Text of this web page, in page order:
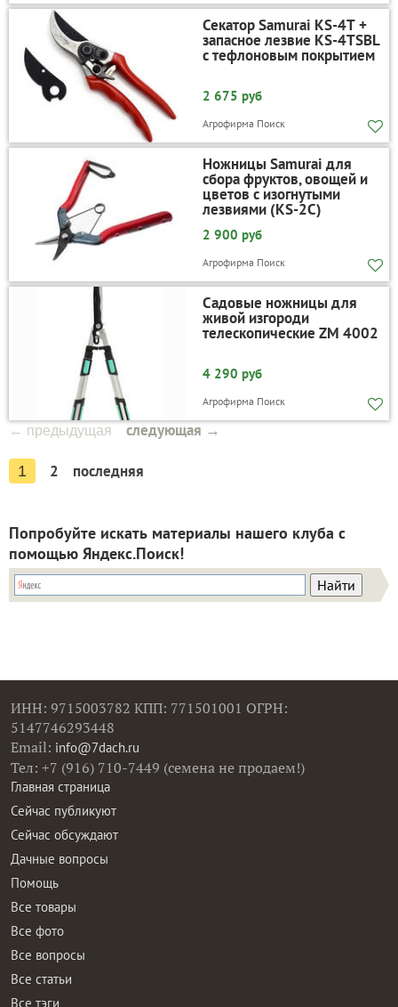
Секатор Samurai KS-4Т +
запасное лезвие KS-4TSBL
с тефлоновым покрытием
2 675 руб
Агрофирма Поиск
Ножницы Samurai для
сбора фруктов, овощей и
цветов с изогнутыми
лезвиями (KS-2C)
2 900 руб
Агрофирма Поиск
Садовые ножницы для
живой изгороди
телескопические ZM 4002
4 290 руб
Агрофирма Поиск
← предыдущая следующая →
1 2 последняя
Попробуйте искать материалы нашего клуба с
помощью Яндекс.Поиск!
ИНН: 9715003782 КПП: 771501001 ОГРН:
5147746293448
Email: info@7dach.ru
Тел: +7 (916) 710-7449 (семена не продаем!)
Главная страница
Сейчас публикуют
Сейчас обсуждают
Дачные вопросы
Помощь
Все товары
Все фото
Все вопросы
Все статьи
Все тэги